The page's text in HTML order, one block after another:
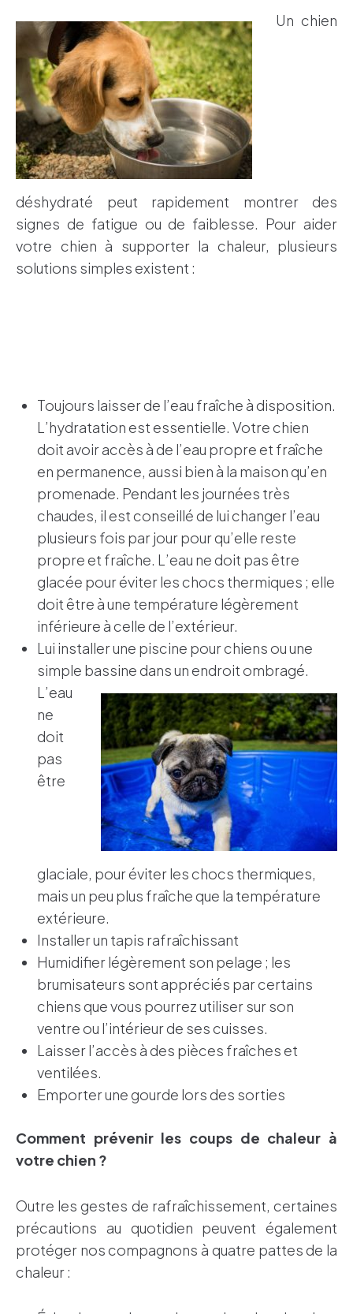
Un chien
déshydraté peut rapidement montrer des
signes de fatigue ou de faiblesse. Pour aider
votre chien à supporter la chaleur, plusieurs
solutions simples existent :
Toujours laisser de l’eau fraîche à disposition.
L’hydratation est essentielle. Votre chien
doit avoir accès à de l’eau propre et fraîche
en permanence, aussi bien à la maison qu’en
promenade. Pendant les journées très
chaudes, il est conseillé de lui changer l’eau
plusieurs fois par jour pour qu’elle reste
propre et fraîche. L’eau ne doit pas être
glacée pour éviter les chocs thermiques ; elle
doit être à une température légèrement
inférieure à celle de l’extérieur.
Lui installer une piscine pour chiens ou une
simple bassine dans un endroit ombragé.
L’eau
ne
doit
pas
être
glaciale, pour éviter les chocs thermiques,
mais un peu plus fraîche que la température
extérieure.
Installer un tapis rafraîchissant
Humidifier légèrement son pelage ; les
brumisateurs sont appréciés par certains
chiens que vous pourrez utiliser sur son
ventre ou l’intérieur de ses cuisses.
Laisser l’accès à des pièces fraîches et
ventilées.
Emporter une gourde lors des sorties
Comment prévenir les coups de chaleur à
votre chien ?
Outre les gestes de rafraîchissement, certaines
précautions au quotidien peuvent également
protéger nos compagnons à quatre pattes de la
chaleur :